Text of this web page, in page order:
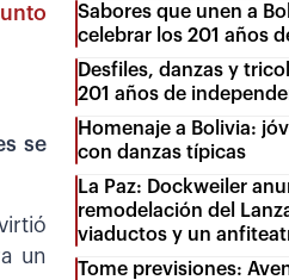
se
un
Sabores que unen a
celebrar los 201 años
Desfiles, danzas y
201 años de
Homenaje a Bolivia:
con danzas típicas
La Paz: Dockweiler
remodelación del
viaductos y un
Tome previsiones: